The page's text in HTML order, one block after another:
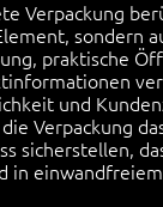
Verpackung
sondern
praktische
und
Verpackung
sicherstellen,
in